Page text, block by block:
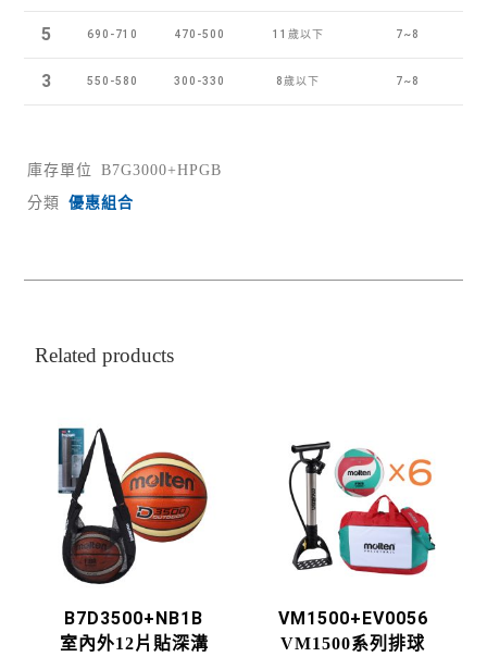
5 690-710 470-500 11歲以下 7~8
3 550-580 300-330 8歲以下 7~8
庫存單位
B7G3000+HPGB
分類
優惠組合
Related products
B7D3500+NB1B
室內外12片貼深溝
VM1500+EV0056
VM1500系列排球